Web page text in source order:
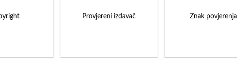
Provjereni izdavač Znak povjerenja